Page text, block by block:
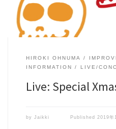
HIROKI OHNUMA
INFORMATION
LIVE/
Live: Special
by Jaikki Published 2019年